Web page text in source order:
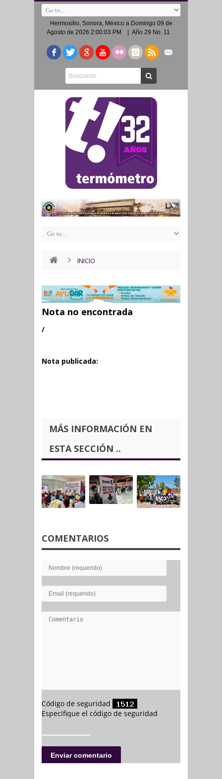
Hermosillo, Sonora, México a Domingo 09 de
Agosto de 2026 2:00:03 PM
| Año 29 No. 11
INICIO
Nota no encontrada
/
Nota publicada:
MÁS INFORMACIÓN EN
ESTA SECCIÓN ..
COMENTARIOS